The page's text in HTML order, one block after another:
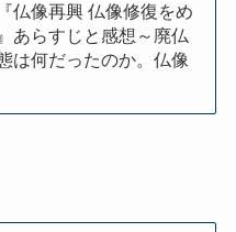
仏像再興 仏像修復をめ
あらすじと感想～廃仏
は何だったのか。仏像